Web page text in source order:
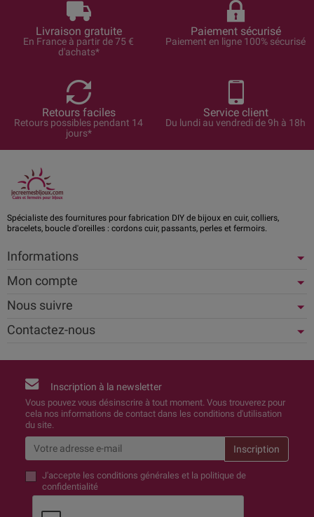
Livraison gratuite
En France à partir de 75 €
d'achats*
Paiement sécurisé
Paiement en ligne 100% sécurisé
Retours faciles
Retours possibles pendant 14
jours*
Service client
Du lundi au vendredi de 9h à 18h
Spécialiste des fournitures pour fabrication DIY de bijoux en cuir, colliers,
bracelets, boucle d'oreilles : cordons cuir, passants, perles et fermoirs.
Informations
Mon compte
Nous suivre
Contactez-nous
Inscription à la newsletter
Vous pouvez vous désinscrire à tout moment. Vous trouverez pour
cela nos informations de contact dans les conditions d'utilisation
du site.
J'accepte les conditions générales et la politique de
confidentialité